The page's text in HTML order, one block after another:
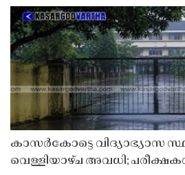
കാസർകോട്ടെ വിദ്യാഭ്യാസ
വെള്ളിയാഴ്ച അവധി;